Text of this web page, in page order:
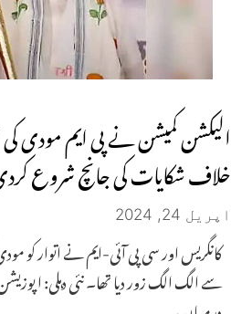
الیکشن کمیشن نے پی ایم مودی کی
خلاف شکایات کی جانچ شروع
اپریل 24, 2024
کانگریس اور سی پی آئی-ایم نے اتوار کو
سے الگ الگ زور دیا تھا۔ نئی دہلی: